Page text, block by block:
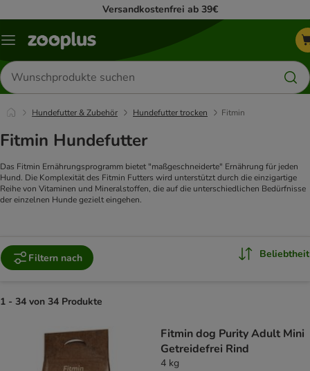
Versandkostenfrei ab 39€
Menü
Produkte
suchen
Hundefutter & Zubehör Hundefutter trocken Fitmin
Fitmin Hundefutter
Das Fitmin Ernährungsprogramm bietet "maßgeschneiderte" Ernährung für jeden
Hund. Die Komplexität des Fitmin Futters wird unterstützt durch die einzigartige
Reihe von Vitaminen und Mineralstoffen, die auf die unterschiedlichen Bedürfnisse
der einzelnen Hunde gezielt eingehen.
Filtern nach Beliebtheit
1 - 34 von 34 Produkte
Fitmin dog Purity Adult Mini
Getreidefrei Rind
4 kg